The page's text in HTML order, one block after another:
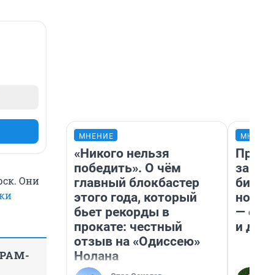
Они
МНЕНИЕ
«Никого нельзя
победить». О чём
главный блокбастер
этого года, который
бьет рекорды в
прокате: честный
отзыв на «Одиссею»
Нолана
— он
и